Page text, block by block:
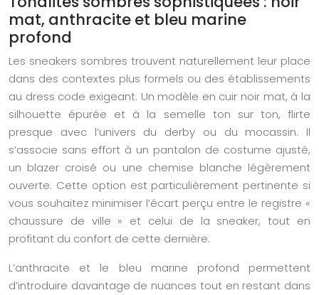
mat, anthracite et bleu marine
profond
Les sneakers sombres trouvent naturellement leur place
dans des contextes plus formels ou des établissements
au dress code exigeant. Un modèle en cuir noir mat, à la
silhouette épurée et à la semelle ton sur ton, flirte
presque avec l’univers du derby ou du mocassin. Il
s’associe sans effort à un pantalon de costume ajusté,
un blazer croisé ou une chemise blanche légèrement
ouverte. Cette option est particulièrement pertinente si
vous souhaitez minimiser l’écart perçu entre le registre «
chaussure de ville » et celui de la sneaker, tout en
profitant du confort de cette dernière.
L’anthracite et le bleu marine profond permettent
d’introduire davantage de nuances tout en restant dans